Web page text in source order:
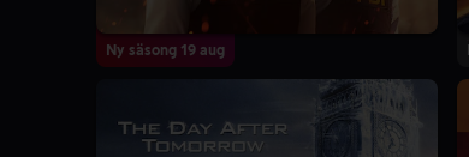
7.1
4 Säsonger
Ny säsong 19 aug